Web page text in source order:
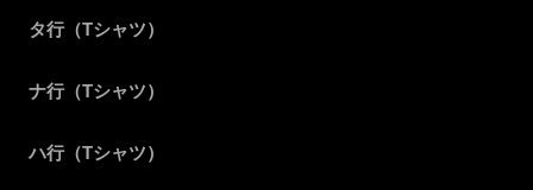
タ行（Tシャツ）
ナ行（Tシャツ）
ハ行（Tシャツ）